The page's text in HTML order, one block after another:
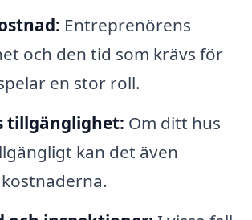
Entreprenörens
och den tid som krävs för
en stor roll.
tillgänglighet: Om ditt hus
kan det även